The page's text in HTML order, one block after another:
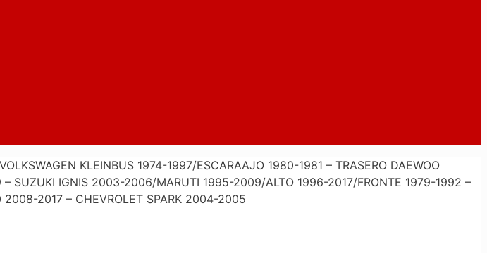
KLEINBUS 1974-1997/ESCARAAJO 1980-1981 – TRASERO DAEWOO
SUZUKI IGNIS 2003-2006/MARUTI 1995-2009/ALTO 1996-2017/FRONTE 1979-1992 –
2017 – CHEVROLET SPARK 2004-2005